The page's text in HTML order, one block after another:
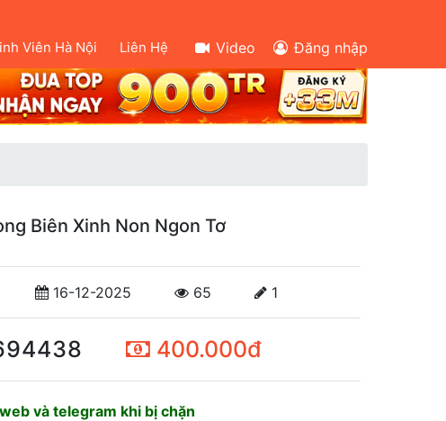
Viên Hà Nội Liên Hệ Video Đăng nhập
Biên Xinh Non Ngon Tơ
16-12-2025 65 1
400.000đ
và telegram khi bị chặn